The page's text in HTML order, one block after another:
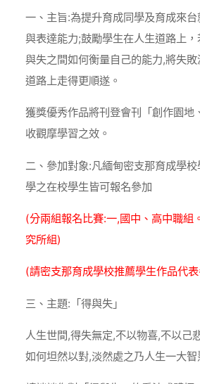
一、主旨:為提升育成同學及育成來
與表達能力;鼓勵學生在人生道路上
與失之間如何衡量自己的能力,將失
道路上走得更順遂。
獲獎優秀作品將刊登會刊「創作園地
收觀摩學習之效。
二、參加對象:凡緬甸密支那育成學
學之在校學生皆可報名參加
(分兩組報名比賽:一,國中、高中職組
究所組)
(請密支那育成學校推薦學生作品代
三、主題:「得與失」
人生世間,得失無定,不以物喜,不以己悲
如何坦然以對,淡然處之乃人生一大智